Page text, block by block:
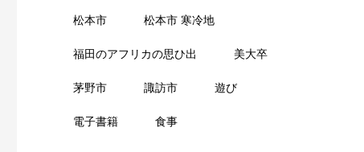
松本市 松本市 寒冷地
福田のアフリカの思ひ出 美大卒
茅野市 諏訪市 遊び
電子書籍 食事